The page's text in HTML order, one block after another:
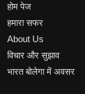
होम पेज
हमारा सफर
About Us
विचार और सुझाव
भारत बोलेगा में अवसर